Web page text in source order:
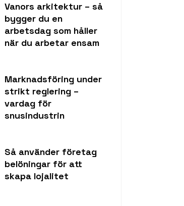
Vanors arkitektur – så
bygger du en
arbetsdag som håller
när du arbetar ensam
Marknadsföring under
strikt reglering –
vardag för
snusindustrin
Så använder företag
belöningar för att
skapa lojalitet